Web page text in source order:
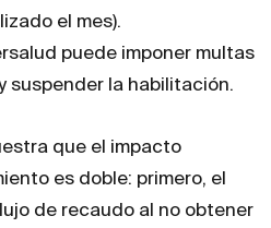
el mes).
puede imponer multas
suspender la habilitación.
que el impacto
es doble: primero, el
de recaudo al no obtener